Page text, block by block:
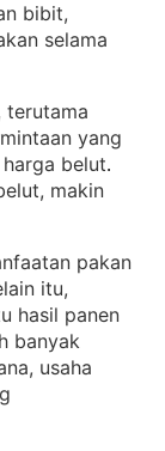
bibit,
selama
terutama
yang
belut
makin
pakan
itu,
hasil panen
banyak
usaha